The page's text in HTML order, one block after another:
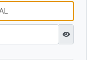
Ver